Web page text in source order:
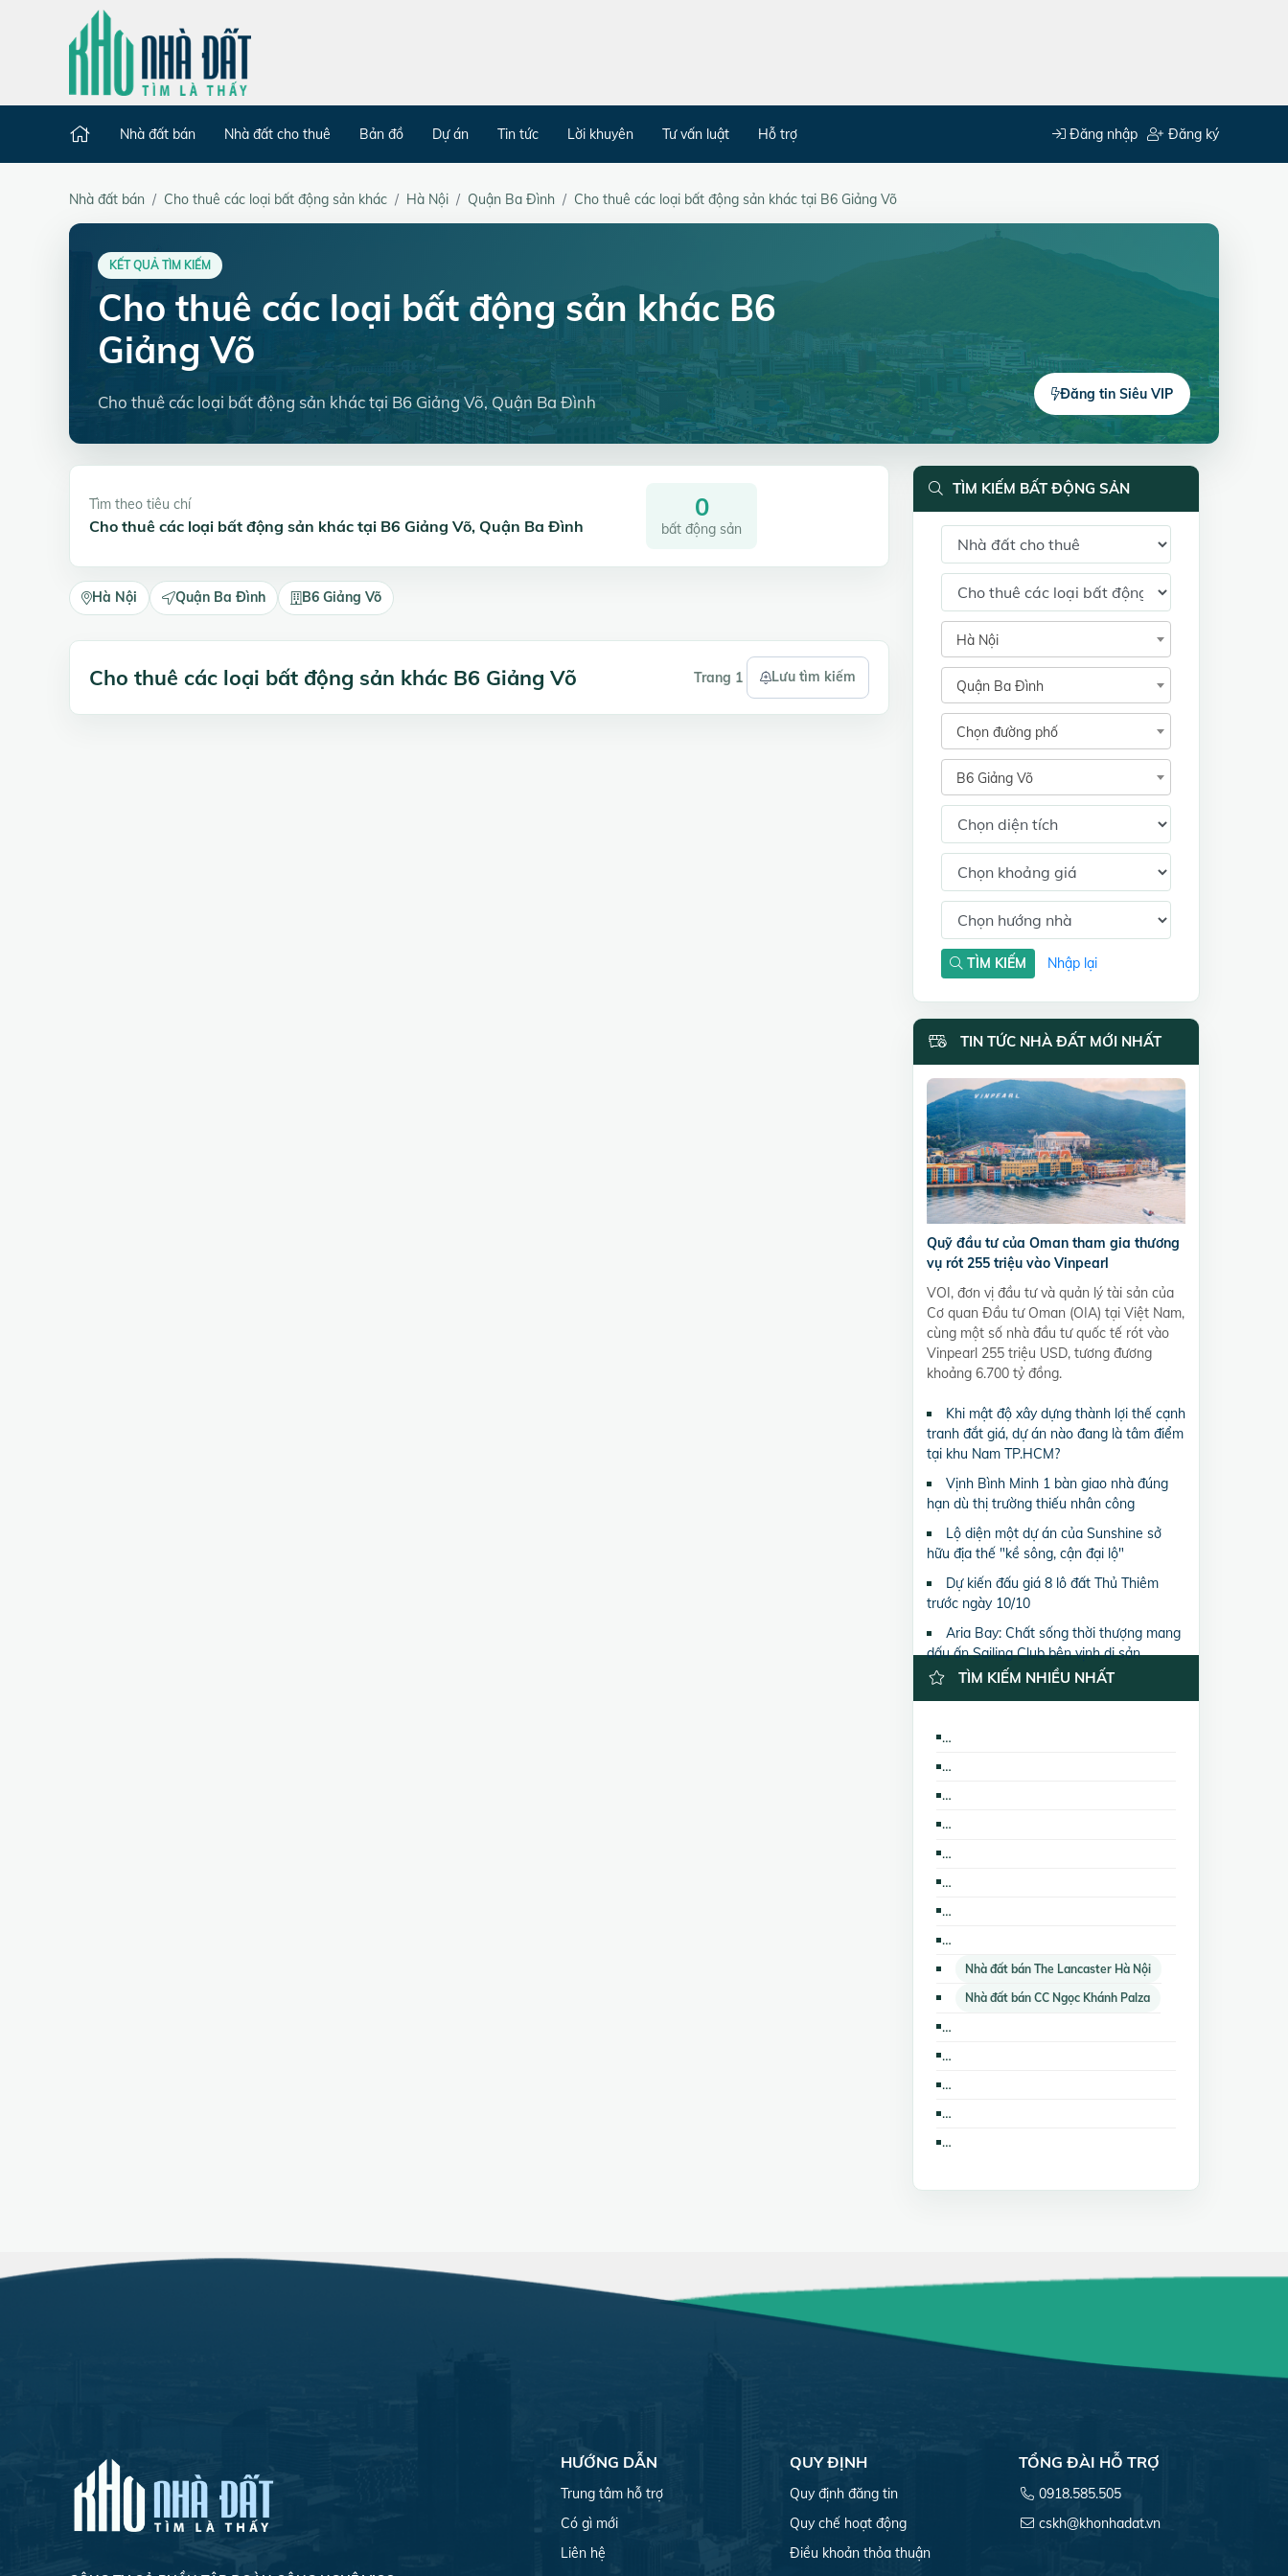
Nhà đất bán Nhà đất cho thuê Bản đồ Dự án Tin tức Lời khuyên Tư vấn luật Hỗ trợ Đăng nhập Đăng ký
Nhà đất bán Cho thuê các loại bất động sản khác Hà Nội Quận Ba Đình Cho thuê các loại bất động sản khác tại B6 Giảng Võ
KẾT QUẢ TÌM KIẾM
Cho thuê các loại bất động sản khác B6
Giảng Võ
Cho thuê các loại bất động sản khác tại B6 Giảng Võ, Quận Ba Đình Đăng tin Siêu VIP
Tìm theo tiêu chí
Cho thuê các loại bất động sản khác tại B6 Giảng Võ, Quận Ba Đình
0
bất động sản
Hà Nội Quận Ba Đình B6 Giảng Võ
Cho thuê các loại bất động sản khác B6 Giảng Võ Trang 1 Lưu tìm kiếm
TÌM KIẾM BẤT ĐỘNG SẢN
Hà Nội
Quận Ba Đình
Chọn đường phố
B6 Giảng Võ
TÌM KIẾM Nhập lại
TIN TỨC NHÀ ĐẤT MỚI NHẤT
Quỹ đầu tư của Oman tham gia thương
vụ rót 255 triệu vào Vinpearl
VOI, đơn vị đầu tư và quản lý tài sản của
Cơ quan Đầu tư Oman (OIA) tại Việt Nam,
cùng một số nhà đầu tư quốc tế rót vào
Vinpearl 255 triệu USD, tương đương
khoảng 6.700 tỷ đồng.
Khi mật độ xây dựng thành lợi thế cạnh
tranh đắt giá, dự án nào đang là tâm điểm
tại khu Nam TP.HCM?
Vịnh Bình Minh 1 bàn giao nhà đúng
hạn dù thị trường thiếu nhân công
Lộ diện một dự án của Sunshine sở
hữu địa thế "kề sông, cận đại lộ"
Dự kiến đấu giá 8 lô đất Thủ Thiêm
trước ngày 10/10
Aria Bay: Chất sống thời thượng mang
dấu ấn Sailing Club bên vịnh di sản
TÌM KIẾM NHIỀU NHẤT
Nhà đất bán The Lancaster Hà Nội
Nhà đất bán CC Ngọc Khánh Palza
HƯỚNG DẪN
Trung tâm hỗ trợ
Có gì mới
Liên hệ
QUY ĐỊNH
Quy định đăng tin
Quy chế hoạt động
Điều khoản thỏa thuận
TỔNG ĐÀI HỖ TRỢ
0918.585.505
cskh@khonhadat.vn